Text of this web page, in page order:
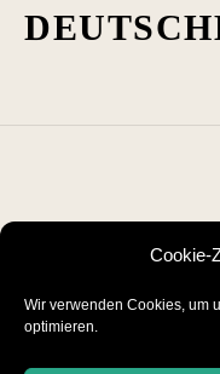
Cookie-
Wir verwenden Cookies, um
optimieren.
DEUTSCH